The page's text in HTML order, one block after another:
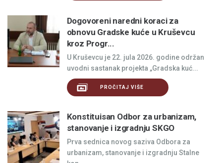
Dogovoreni naredni koraci za
obnovu Gradske kuće u Kruševcu
kroz Progr...
U Kruševcu je 22. jula 2026. godine održan
uvodni sastanak projekta „Gradska kuć...
PROČITAJ VIŠE
Konstituisan Odbor za urbanizam,
stanovanje i izgradnju SKGO
Prva sednica novog saziva Odbora za
urbanizam, stanovanje i izgradnju Stalne